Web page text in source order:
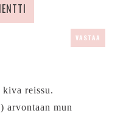
VASTAA
reissu.
arvontaan mun